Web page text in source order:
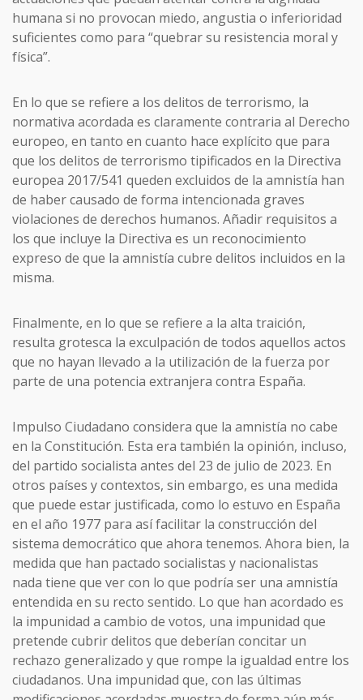
humana si no provocan miedo, angustia o inferioridad
suficientes como para “quebrar su resistencia moral y
física”.
En lo que se refiere a los delitos de terrorismo, la
normativa acordada es claramente contraria al Derecho
europeo, en tanto en cuanto hace explícito que para
que los delitos de terrorismo tipificados en la Directiva
europea 2017/541 queden excluidos de la amnistía han
de haber causado de forma intencionada graves
violaciones de derechos humanos. Añadir requisitos a
los que incluye la Directiva es un reconocimiento
expreso de que la amnistía cubre delitos incluidos en la
misma.
Finalmente, en lo que se refiere a la alta traición,
resulta grotesca la exculpación de todos aquellos actos
que no hayan llevado a la utilización de la fuerza por
parte de una potencia extranjera contra España.
Impulso Ciudadano considera que la amnistía no cabe
en la Constitución. Esta era también la opinión, incluso,
del partido socialista antes del 23 de julio de 2023. En
otros países y contextos, sin embargo, es una medida
que puede estar justificada, como lo estuvo en España
en el año 1977 para así facilitar la construcción del
sistema democrático que ahora tenemos. Ahora bien, la
medida que han pactado socialistas y nacionalistas
nada tiene que ver con lo que podría ser una amnistía
entendida en su recto sentido. Lo que han acordado es
la impunidad a cambio de votos, una impunidad que
pretende cubrir delitos que deberían concitar un
rechazo generalizado y que rompe la igualdad entre los
ciudadanos. Una impunidad que, con las últimas